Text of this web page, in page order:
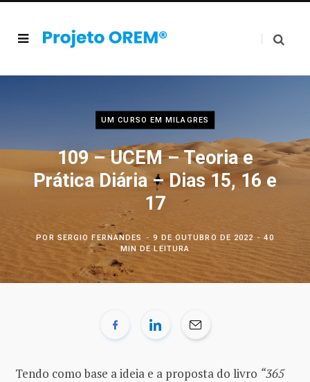
UM CURSO EM MILAGRES
109 – UCEM – Teoria e
Prática Diária – Dias 15, 16 e
17
POR SERGIO FERNANDES 9 DE OUTUBRO DE 2022
40
MIN DE LEITURA
Tendo como base a ideia e a proposta do livro “365